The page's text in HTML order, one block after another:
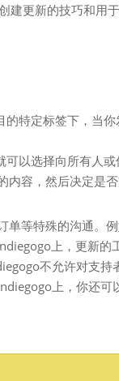
更新的技巧和用于
特定标签下，当
以选择向所有人
容，然后决定是否
等特殊的沟通。
上，更新的
不允许对支
上，你还